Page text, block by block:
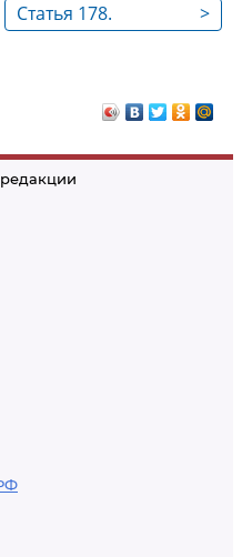
>
Статья 178.
письменных
материалов